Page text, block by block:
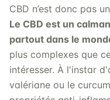
CBD n’est donc pas
Le CBD est un
partout dans le
plus complexes que
intéresser. À l'instar
valériane ou le